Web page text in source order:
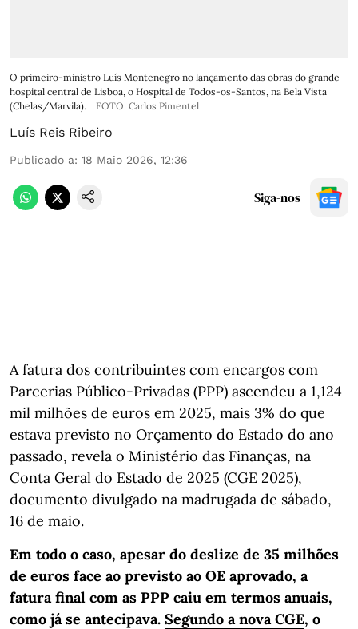
O primeiro-ministro Luís Montenegro no lançamento das obras do grande
hospital central de Lisboa, o Hospital de Todos-os-Santos, na Bela Vista
(Chelas/Marvila).
FOTO: Carlos Pimentel
Luís Reis Ribeiro
Publicado a: 18 Maio 2026, 12:36
Siga-nos
A fatura dos contribuintes com encargos com
Parcerias Público-Privadas (PPP) ascendeu a 1,124
mil milhões de euros em 2025, mais 3% do que
estava previsto no Orçamento do Estado do ano
passado, revela o Ministério das Finanças, na
Conta Geral do Estado de 2025 (CGE 2025),
documento divulgado na madrugada de sábado,
16 de maio.
Em todo o caso, apesar do deslize de 35 milhões
de euros face ao previsto ao OE aprovado, a
fatura final com as PPP caiu em termos anuais,
como já se antecipava. Segundo a nova CGE, o